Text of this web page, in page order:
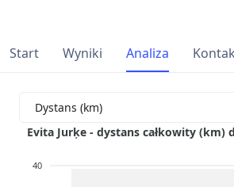
Start Wyniki Analiza
Evita Jurķe - dystans całkowity (km)
40